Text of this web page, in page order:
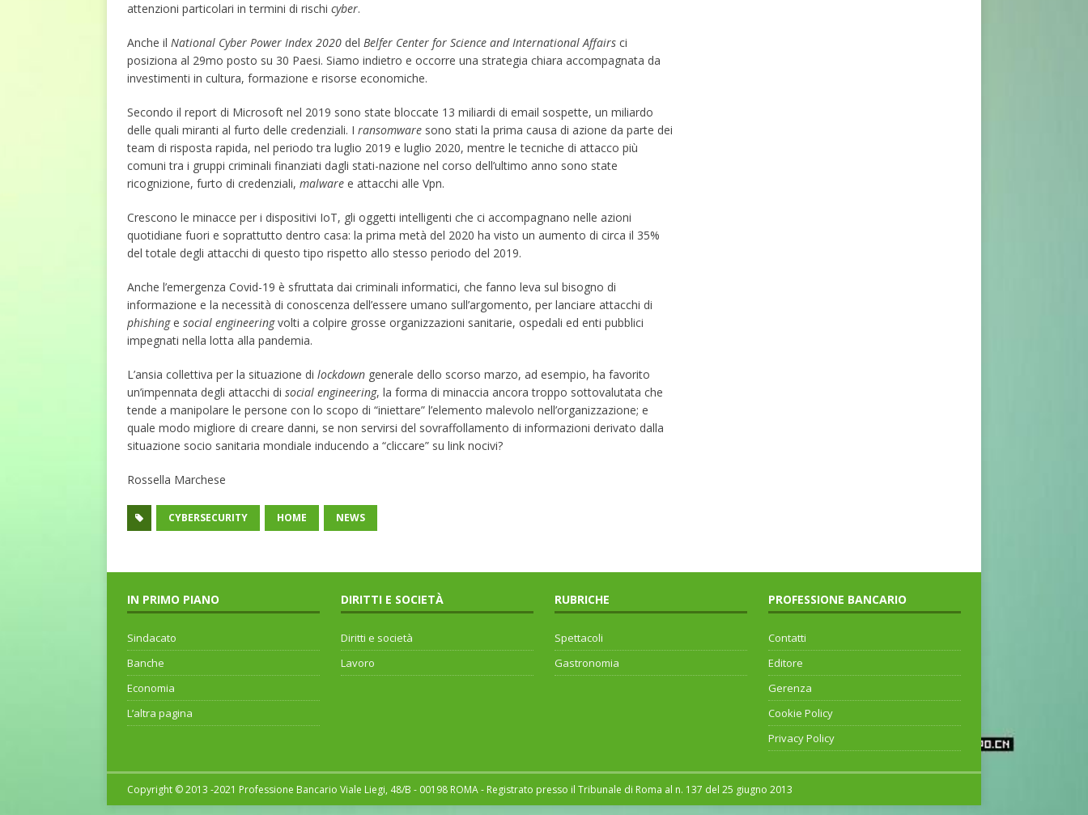
attenzioni particolari in termini di rischi cyber.
Anche il National Cyber Power Index 2020 del Belfer Center for Science and International Affairs ci
posiziona al 29mo posto su 30 Paesi. Siamo indietro e occorre una strategia chiara accompagnata da
investimenti in cultura, formazione e risorse economiche.
Secondo il report di Microsoft nel 2019 sono state bloccate 13 miliardi di email sospette, un miliardo
delle quali miranti al furto delle credenziali. I ransomware sono stati la prima causa di azione da parte dei
team di risposta rapida, nel periodo tra luglio 2019 e luglio 2020, mentre le tecniche di attacco più
comuni tra i gruppi criminali finanziati dagli stati-nazione nel corso dell’ultimo anno sono state
ricognizione, furto di credenziali, malware e attacchi alle Vpn.
Crescono le minacce per i dispositivi IoT, gli oggetti intelligenti che ci accompagnano nelle azioni
quotidiane fuori e soprattutto dentro casa: la prima metà del 2020 ha visto un aumento di circa il 35%
del totale degli attacchi di questo tipo rispetto allo stesso periodo del 2019.
Anche l’emergenza Covid-19 è sfruttata dai criminali informatici, che fanno leva sul bisogno di
informazione e la necessità di conoscenza dell’essere umano sull’argomento, per lanciare attacchi di
phishinge social engineeringvolti a colpire grosse organizzazioni sanitarie, ospedali ed enti pubblici
impegnati nella lotta alla pandemia.
L’ansia collettiva per la situazione di lockdown generale dello scorso marzo, ad esempio, ha favorito
un’impennata degli attacchi di social engineering, la forma di minaccia ancora troppo sottovalutata che
tende a manipolare le persone con lo scopo di “iniettare” l’elemento malevolo nell’organizzazione; e
quale modo migliore di creare danni, se non servirsi del sovraffollamento di informazioni derivato dalla
situazione socio sanitaria mondiale inducendo a “cliccare” su link nocivi?
Rossella Marchese
CYBERSECURITY HOME NEWS
IN PRIMO PIANO
Sindacato
Banche
Economia
L’altra pagina
DIRITTI E SOCIETÀ
Diritti e società
Lavoro
RUBRICHE
Spettacoli
Gastronomia
PROFESSIONE BANCARIO
Contatti
Editore
Gerenza
Cookie Policy
Privacy Policy
Copyright © 2013 -2021 Professione Bancario Viale Liegi, 48/B - 00198 ROMA - Registrato presso il Tribunale di Roma al n. 137 del 25 giugno 2013